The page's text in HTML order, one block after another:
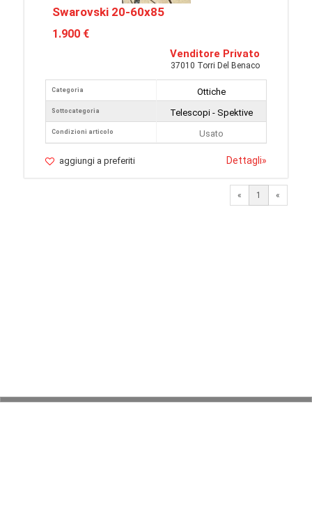
Swarovski 20-60x85
1.900 €
Venditore Privato
37010 Torri Del Benaco
Categoria
Sottocategoria
Condizioni articolo
Ottiche
Telescopi - Spektive
Usato
aggiungi a preferiti Dettagli»
« 1 «